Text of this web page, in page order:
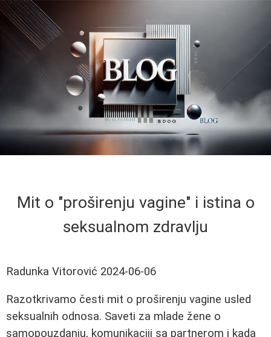
Mit o "proširenju vagine" i istina o
seksualnom zdravlju
Radunka Vitorović 2024-06-06
Razotkrivamo česti mit o proširenju vagine usled
seksualnih odnosa. Saveti za mlade žene o
samopouzdanju, komunikaciji sa partnerom i kada